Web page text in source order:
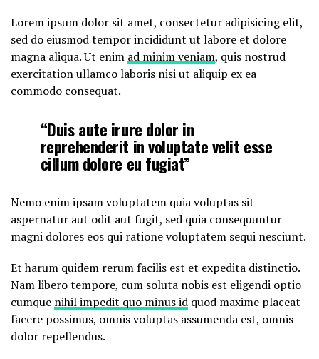
Lorem ipsum dolor sit amet, consectetur adipisicing elit,
sed do eiusmod tempor incididunt ut labore et dolore
magna aliqua. Ut enim ad minim veniam, quis nostrud
exercitation ullamco laboris nisi ut aliquip ex ea
commodo consequat.
“Duis aute irure dolor in
reprehenderit in voluptate velit esse
cillum dolore eu fugiat”
Nemo enim ipsam voluptatem quia voluptas sit
aspernatur aut odit aut fugit, sed quia consequuntur
magni dolores eos qui ratione voluptatem sequi nesciunt.
Et harum quidem rerum facilis est et expedita distinctio.
Nam libero tempore, cum soluta nobis est eligendi optio
cumque nihil impedit quo minus id quod maxime placeat
facere possimus, omnis voluptas assumenda est, omnis
dolor repellendus.